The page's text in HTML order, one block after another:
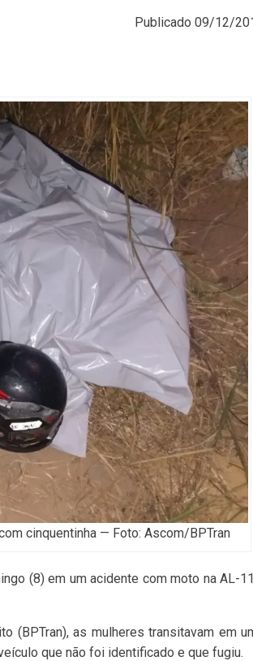
Publicado 09/12/
cinquentinha — Foto: Ascom/BPTran
(8) em um acidente com moto na AL-
(BPTran), as mulheres transitavam em
que não foi identificado e que fugiu.